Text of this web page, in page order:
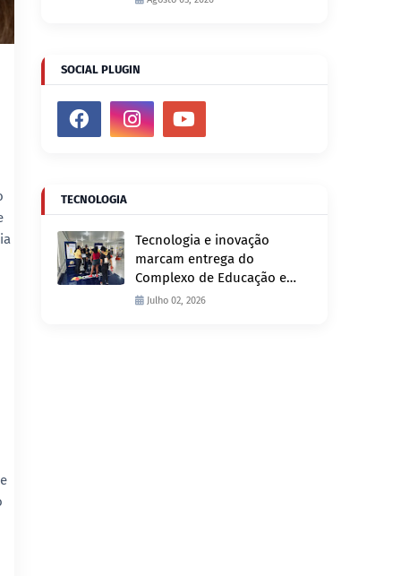
SOCIAL PLUGIN
TECNOLOGIA
Tecnologia e inovação
marcam entrega do
Complexo de Educação e
Fiscalização de Trânsito
Julho 02, 2026